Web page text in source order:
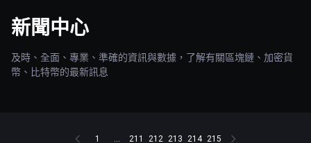
新聞中心
及時、全面、專業、準確的資訊與數據，了解有關區塊鏈、加密貨
幣、比特幣的最新訊息
1 ... 211 212 213 214 215